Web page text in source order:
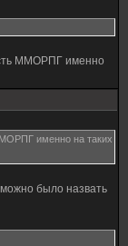
ММОРПГ именно
именно на таких
можно было назвать